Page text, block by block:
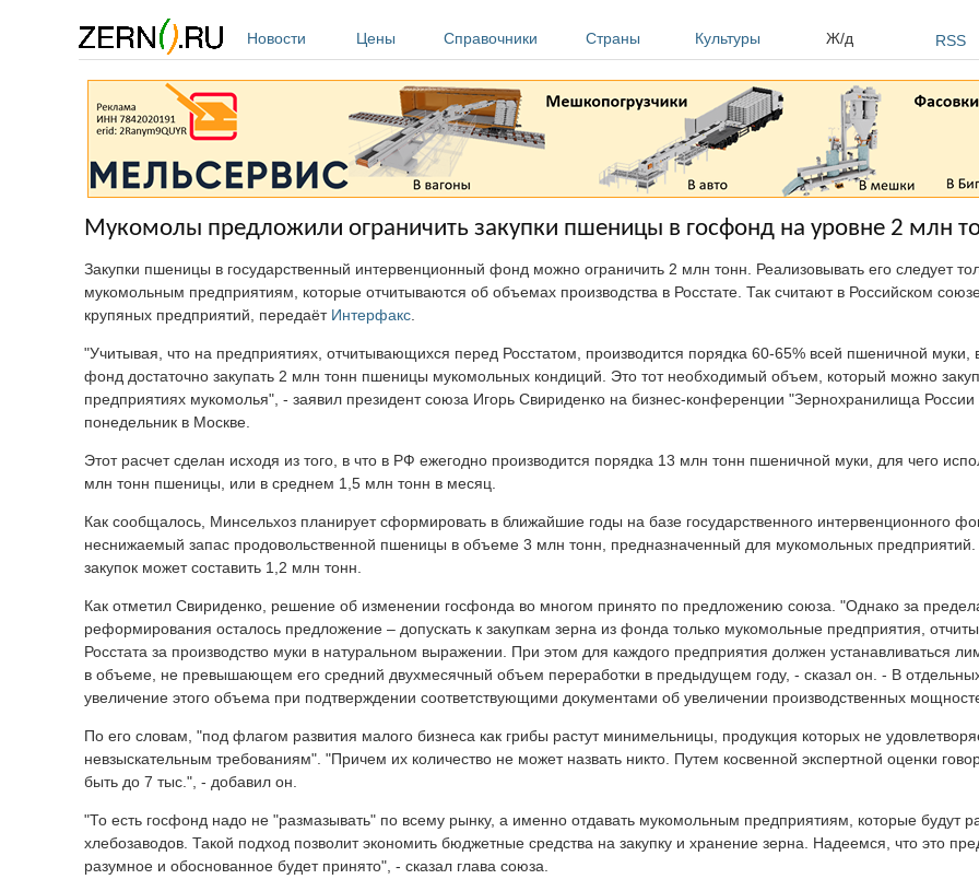
Новости
Цены Справочники Страны Культуры Ж/д RSS
Мукомолы предложили ограничить закупки пшеницы в госфонд на уровне 2 млн
Закупки пшеницы в государственный интервенционный фонд можно ограничить 2 млн тонн. Реализовывать его следует
мукомольным предприятиям, которые отчитываются об объемах производства в Росстате. Так считают в Российском
крупяных предприятий, передаёт Интерфакс
"Учитывая, что на предприятиях, отчитывающихся перед Росстатом, производится порядка 60-65% всей пшеничной муки,
фонд достаточно закупать 2 млн тонн пшеницы мукомольных кондиций. Это тот необходимый объем, который можно
предприятиях мукомолья", - заявил президент союза Игорь Свириденко на бизнес-конференции "Зернохранилища России
понедельник в Москве.
Этот расчет сделан исходя из того, в что в РФ ежегодно производится порядка 13 млн тонн пшеничной муки, для чего
млн тонн пшеницы, или в среднем 1,5 млн тонн в месяц.
Как сообщалось, Минсельхоз планирует сформировать в ближайшие годы на базе государственного интервенционного
неснижаемый запас продовольственной пшеницы в объеме 3 млн тонн, предназначенный для мукомольных
закупок может составить 1,2 млн тонн.
Как отметил Свириденко, решение об изменении госфонда во многом принято по предложению союза. "Однако за
реформирования осталось предложение – допускать к закупкам зерна из фонда только мукомольные предприятия,
Росстата за производство муки в натуральном выражении. При этом для каждого предприятия должен устанавливаться
в объеме, не превышающем его средний двухмесячный объем переработки в предыдущем году, - сказал он. - В
увеличение этого объема при подтверждении соответствующими документами об увеличении производственных
По его словам, "под флагом развития малого бизнеса как грибы растут минимельницы, продукция которых не
невзыскательным требованиям". "Причем их количество не может назвать никто. Путем косвенной экспертной оценки
быть до 7 тыс.", - добавил он.
"То есть госфонд надо не "размазывать" по всему рынку, а именно отдавать мукомольным предприятиям, которые будут
хлебозаводов. Такой подход позволит экономить бюджетные средства на закупку и хранение зерна. Надеемся, что это
разумное и обоснованное будет принято", - сказал глава союза.